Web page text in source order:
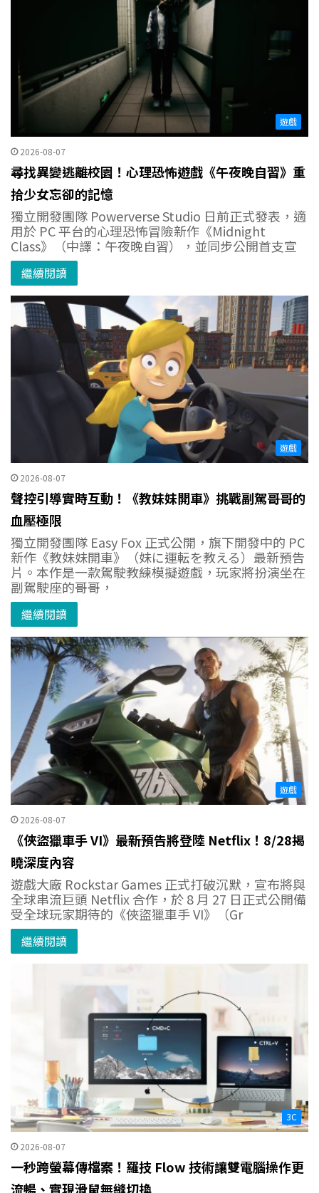
遊戲
2026-08-07
尋找異變逃離校園！心理恐怖遊戲《午夜晚自習》重
拾少女忘卻的記憶
獨立開發團隊 Powerverse Studio 日前正式發表，適
用於 PC 平台的心理恐怖冒險新作《Midnight
Class》（中譯：午夜晚自習），並同步公開首支宣
繼續閱讀
遊戲
2026-08-07
聲控引導實時互動！《教妹妹開車》挑戰副駕哥哥的
血壓極限
獨立開發團隊 Easy Fox 正式公開，旗下開發中的 PC
新作《教妹妹開車》（妹に運転を教える）最新預告
片。本作是一款駕駛教練模擬遊戲，玩家將扮演坐在
副駕駛座的哥哥，
繼續閱讀
遊戲
2026-08-07
《俠盜獵車手 VI》最新預告將登陸 Netflix！8/28揭
曉深度內容
遊戲大廠 Rockstar Games 正式打破沉默，宣布將與
全球串流巨頭 Netflix 合作，於 8 月 27 日正式公開備
受全球玩家期待的《俠盜獵車手 VI》（Gr
繼續閱讀
3C
2026-08-07
一秒跨螢幕傳檔案！羅技 Flow 技術讓雙電腦操作更
流暢、實現滑鼠無縫切換